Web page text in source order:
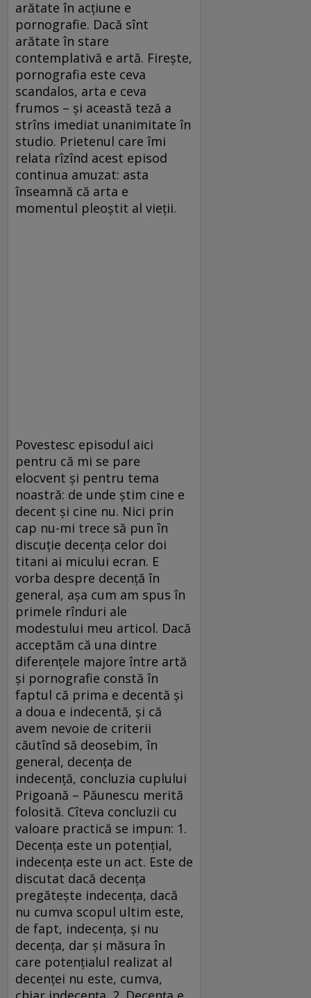
arătate în acţiune e
pornografie. Dacă sînt
arătate în stare
contemplativă e artă. Fireşte,
pornografia este ceva
scandalos, arta e ceva
frumos – şi această teză a
strîns imediat unanimitate în
studio. Prietenul care îmi
relata rîzînd acest episod
continua amuzat: asta
înseamnă că arta e
momentul pleoştit al vieţii.
Povestesc episodul aici
pentru că mi se pare
elocvent şi pentru tema
noastră: de unde ştim cine e
decent şi cine nu. Nici prin
cap nu-mi trece să pun în
discuţie decenţa celor doi
titani ai micului ecran. E
vorba despre decenţă în
general, aşa cum am spus în
primele rînduri ale
modestului meu articol. Dacă
acceptăm că una dintre
diferenţele majore între artă
şi pornografie constă în
faptul că prima e decentă şi
a doua e indecentă, şi că
avem nevoie de criterii
căutînd să deosebim, în
general, decenţa de
indecenţă, concluzia cuplului
Prigoană – Păunescu merită
folosită. Cîteva concluzii cu
valoare practică se impun: 1.
Decenţa este un potenţial,
indecenţa este un act. Este de
discutat dacă decenţa
pregăteşte indecenţa, dacă
nu cumva scopul ultim este,
de fapt, indecenţa, şi nu
decenţa, dar şi măsura în
care potenţialul realizat al
decenţei nu este, cumva,